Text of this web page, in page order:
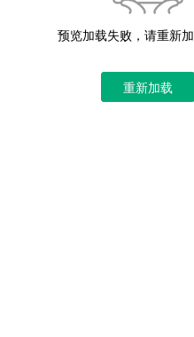
预览加载失败，请重新
重新加载